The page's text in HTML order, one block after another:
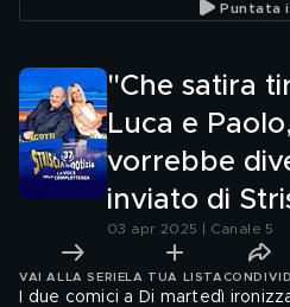
Puntata
"Che satira
Luca e
vorrebbe
inviato di
03 apr 2025 | Canale 5
VAI ALLA SERIE LA TUA LISTA CONDIVIDI
I due comici a Di martedì